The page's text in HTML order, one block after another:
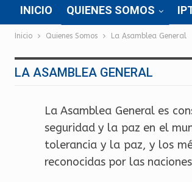
INICIO QUIENES SOMOS
Inicio Quienes Somos La Asamblea General
LA ASAMBLEA GENERAL
La Asamblea General es
seguridad y la paz en el
tolerancia y la paz, y los
reconocidas por las